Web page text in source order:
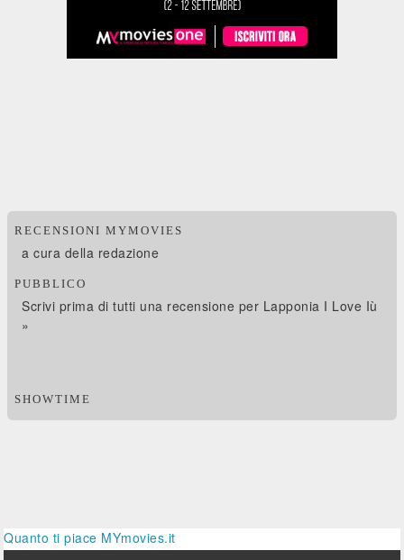
RECENSIONI MYMOVIES
a cura della redazione
PUBBLICO
Scrivi prima di tutti una recensione per Lapponia I Love Iù
»
SHOWTIME
Quanto ti piace MYmovies.it